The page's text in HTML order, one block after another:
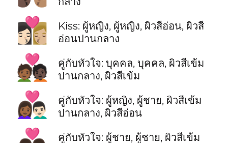
👩🏻‍❤️‍💋‍👩🏼
Kiss: ผู้หญิง, ผู้หญิง, ผิวสีอ่อน, ผิวสี
อ่อนปานกลาง
🧑🏾‍❤️‍🧑🏿
คู่กับหัวใจ: บุคคล, บุคคล, ผิวสีเข้ม
ปานกลาง, ผิวสีเข้ม
👩🏾‍❤️‍👨🏻
คู่กับหัวใจ: ผู้หญิง, ผู้ชาย, ผิวสีเข้ม
ปานกลาง, ผิวสีอ่อน
คู่กับหัวใจ: ผู้ชาย, ผู้ชาย, ผิวสีเข้ม